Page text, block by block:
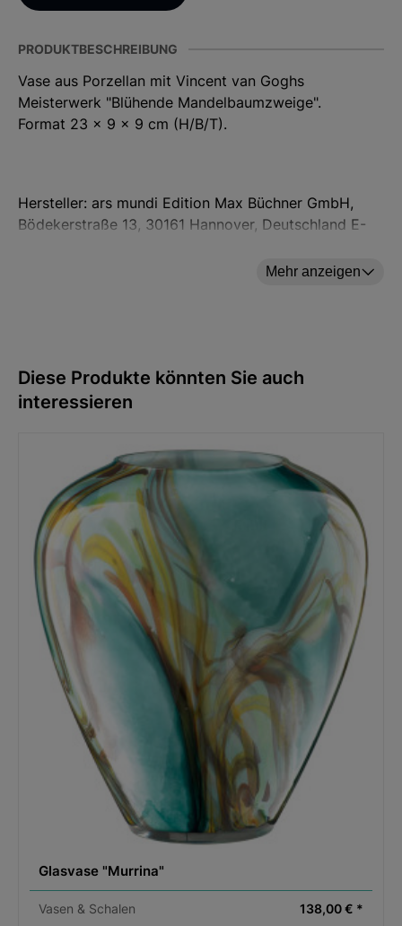
PRODUKTBESCHREIBUNG
Vase aus Porzellan mit Vincent van Goghs
Meisterwerk "Blühende Mandelbaumzweige".
Format 23 x 9 x 9 cm (H/B/T).
Hersteller: ars mundi Edition Max Büchner GmbH,
Bödekerstraße 13, 30161 Hannover, Deutschland E-
Mehr anzeigen
Diese Produkte könnten Sie auch
interessieren
Glasvase "Murrina"
Vasen & Schalen 138,00 € *